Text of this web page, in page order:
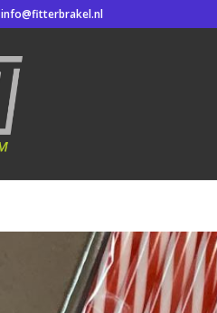
info@fitterbrakel.nl